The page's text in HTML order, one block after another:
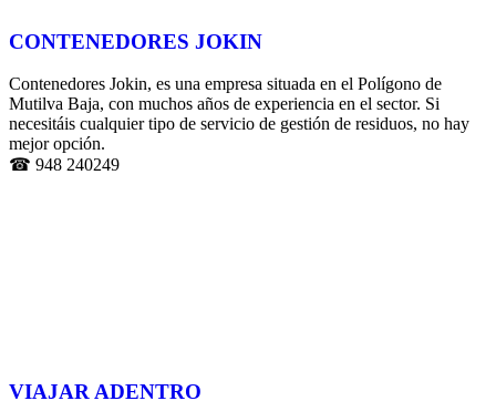
CONTENEDORES JOKIN
Contenedores Jokin, es una empresa situada en el Polígono de
Mutilva Baja, con muchos años de experiencia en el sector. Si
necesitáis cualquier tipo de servicio de gestión de residuos, no hay
mejor opción.
☎ 948 240249
VIAJAR ADENTRO